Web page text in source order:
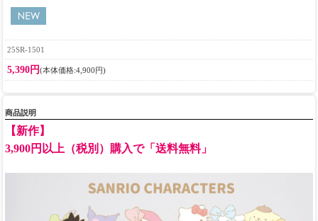
25SR-1501
5,390円(本体価格:4,900円)
商品説明
【新作】
3,900円以上（税別）購入で「送料無料」